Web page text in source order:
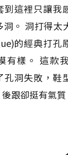
到這裡只讓我
洞。 洞打得太
的經典打孔
有樣。 這款
孔洞失敗，鞋
跟卻挺有氣質